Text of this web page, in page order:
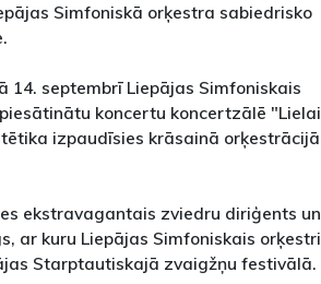
Simfoniskā orķestra sabiedrisko
14. septembrī Liepājas Simfoniskais
koncertu koncertzālē
izpaudīsies krāsainā
ekstravagantais zviedru diriģents un
ar kuru Liepājas Simfoniskais
Starptautiskajā zvaigžņu festivālā.